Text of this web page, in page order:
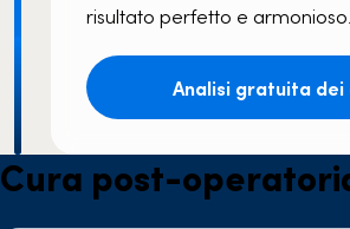
risultato perfetto e armonioso.
Analisi gratuita dei
Cura post-